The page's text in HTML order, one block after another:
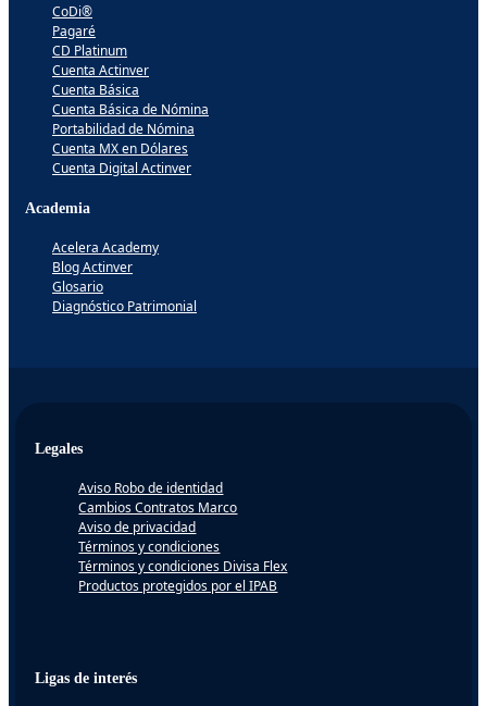
CoDi®
Pagaré
CD Platinum
Cuenta Actinver
Cuenta Básica
Cuenta Básica de Nómina
Portabilidad de Nómina
Cuenta MX en Dólares
Cuenta Digital Actinver
Academia
Acelera Academy
Blog Actinver
Glosario
Diagnóstico Patrimonial
Legales
Aviso Robo de identidad
Cambios Contratos Marco
Aviso de privacidad
Términos y condiciones
Términos y condiciones Divisa Flex
Productos protegidos por el IPAB
Ligas de interés